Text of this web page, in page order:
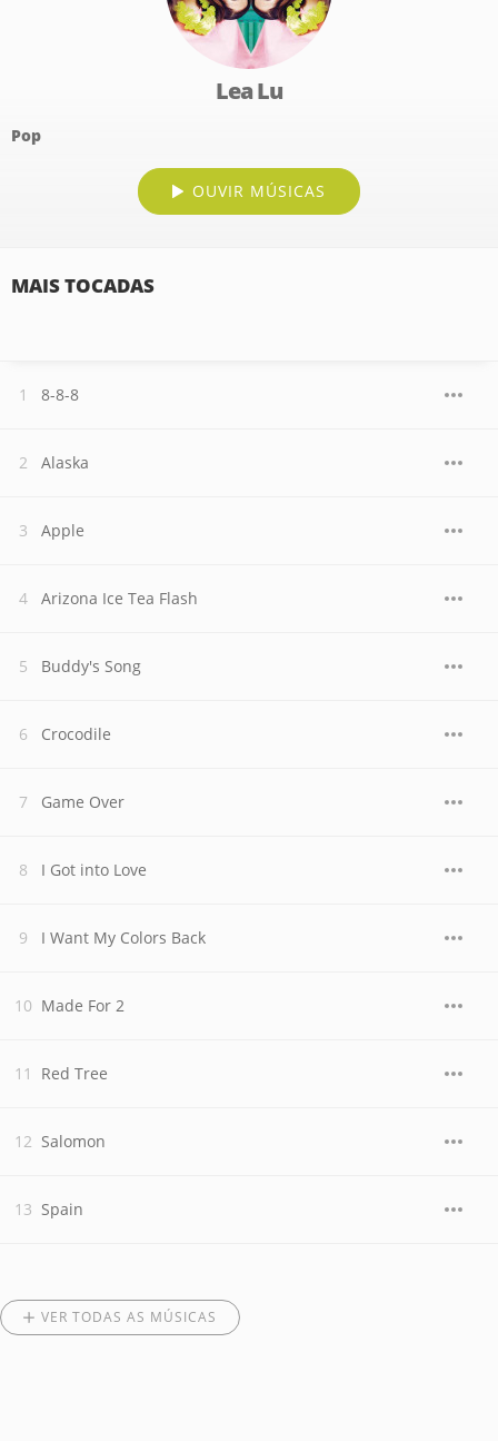
Lea Lu
Pop
OUVIR MÚSICAS
MAIS TOCADAS
8-8-8
Alaska
Apple
Arizona Ice Tea Flash
Buddy's Song
Crocodile
Game Over
I Got into Love
I Want My Colors Back
Made For 2
Red Tree
Salomon
Spain
VER TODAS AS MÚSICAS